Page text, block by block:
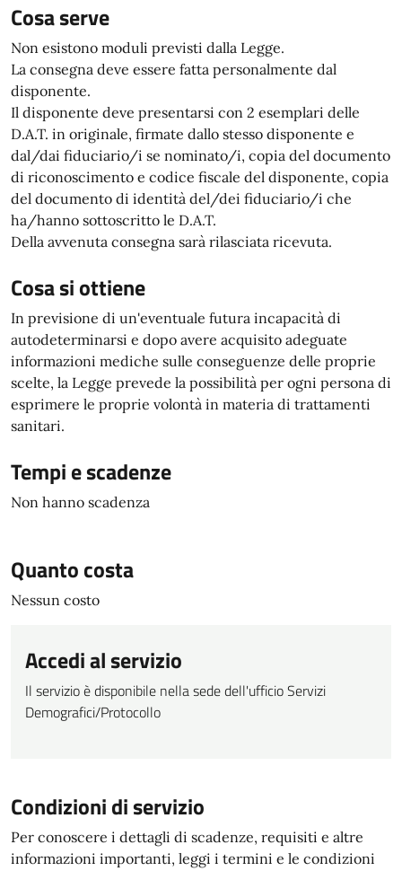
Cosa serve
Non esistono moduli previsti dalla Legge.
La consegna deve essere fatta personalmente dal
disponente.
Il disponente deve presentarsi con 2 esemplari delle
D.A.T. in originale, firmate dallo stesso disponente e
dal/dai fiduciario/i se nominato/i, copia del documento
di riconoscimento e codice fiscale del disponente, copia
del documento di identità del/dei fiduciario/i che
ha/hanno sottoscritto le D.A.T.
Della avvenuta consegna sarà rilasciata ricevuta.
Cosa si ottiene
In previsione di un'eventuale futura incapacità di
autodeterminarsi e dopo avere acquisito adeguate
informazioni mediche sulle conseguenze delle proprie
scelte, la Legge prevede la possibilità per ogni persona di
esprimere le proprie volontà in materia di trattamenti
sanitari.
Tempi e scadenze
Non hanno scadenza
Quanto costa
Nessun costo
Accedi al servizio
Il servizio è disponibile nella sede dell'ufficio Servizi
Demografici/Protocollo
Condizioni di servizio
Per conoscere i dettagli di scadenze, requisiti e altre
informazioni importanti, leggi i termini e le condizioni